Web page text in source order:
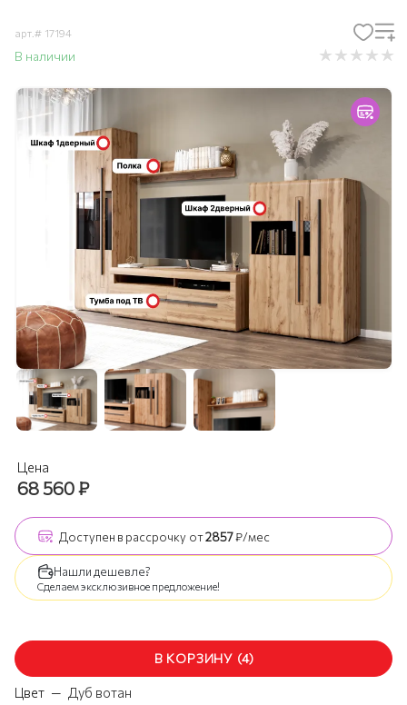
арт.# 17194
В наличии
Цена
68 560₽
Доступен в рассрочку от2857₽/мес
Нашли дешевле?
Сделаем эксклюзивное предложение!
В КОРЗИНУ (4)
Цвет — Дуб вотан